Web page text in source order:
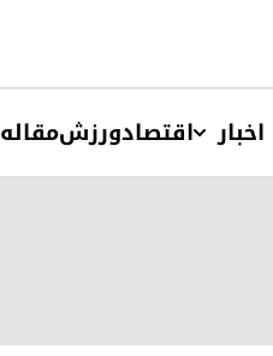
اخبار اقتصادورزشمقاله